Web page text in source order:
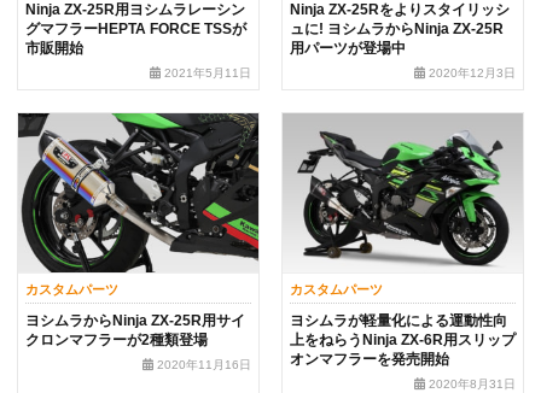
Ninja ZX-25R用ヨシムラレーシン
グマフラーHEPTA FORCE TSSが
市販開始
2021年5月11日
Ninja ZX-25Rをよりスタイリッシ
ュに! ヨシムラからNinja ZX-25R
用パーツが登場中
2020年12月3日
カスタムパーツ
ヨシムラからNinja ZX-25R用サイ
クロンマフラーが2種類登場
2020年11月16日
カスタムパーツ
ヨシムラが軽量化による運動性向
上をねらうNinja ZX-6R用スリップ
オンマフラーを発売開始
2020年8月31日